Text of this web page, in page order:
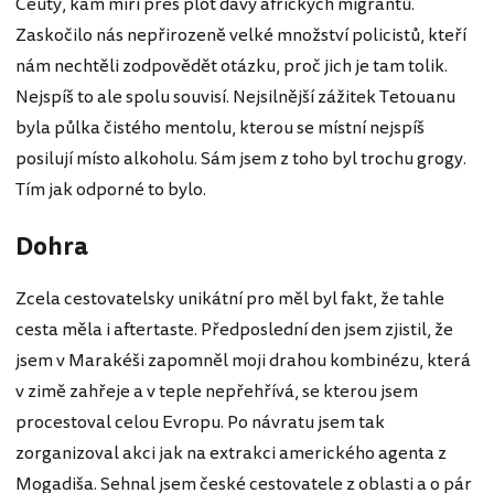
Zaskočilo nás nepřirozeně velké množství policistů, kteří
nám nechtěli zodpovědět otázku, proč jich je tam tolik.
Nejspíš to ale spolu souvisí. Nejsilnější zážitek Tetouanu
byla půlka čistého mentolu, kterou se místní nejspíš
posilují místo alkoholu. Sám jsem z toho byl trochu grogy.
Tím jak odporné to bylo.
Dohra
Zcela cestovatelsky unikátní pro měl byl fakt, že tahle
cesta měla i aftertaste. Předposlední den jsem zjistil, že
jsem v Marakéši zapomněl moji drahou kombinézu, která
v zimě zahřeje a v teple nepřehřívá, se kterou jsem
procestoval celou Evropu. Po návratu jsem tak
zorganizoval akci jak na extrakci amerického agenta z
Mogadiša. Sehnal jsem české cestovatele z oblasti a o pár